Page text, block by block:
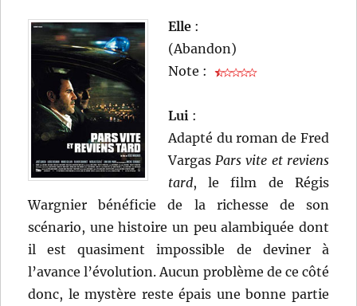
Elle :
(Abandon)
Note :
Lui :
Adapté du roman de Fred
VargasPars vite et reviens
tard, le film de Régis
Wargnier bénéficie de la richesse de son
scénario, une histoire un peu alambiquée dont
il est quasiment impossible de deviner à
l’avance l’évolution. Aucun problème de ce côté
donc, le mystère reste épais une bonne partie